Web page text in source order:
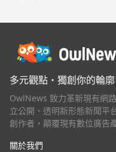
多元觀點・獨創你的輪廓
OwlNews 致力革新現有網
立公開、透明新形態新聞平
創作者，顛覆現有數位廣告
關於我們